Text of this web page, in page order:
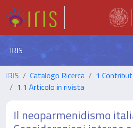
IRIS
IRIS Catalogo Ricerca
1
1.1 Articolo in rivista
Il neoparmenidismo